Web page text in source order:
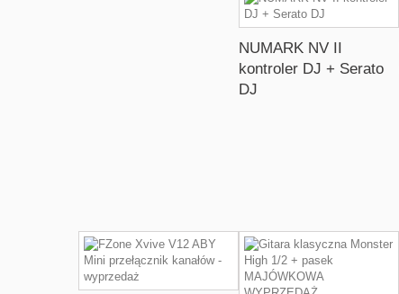
NUMARK NV II
kontroler DJ + Serato
DJ